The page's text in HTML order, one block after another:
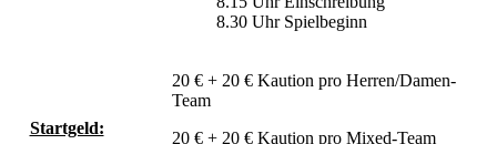
8.30 Uhr Spielbeginn
Startgeld:
20 € + 20 € Kaution pro Herren/Damen-
Team
20 € + 20 € Kaution pro Mixed-Team